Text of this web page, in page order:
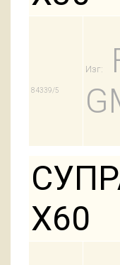
84339/5
Изг:
Х60